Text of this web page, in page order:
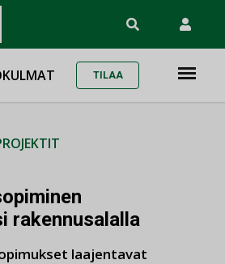
TILAA
rakennusalalla
laajentavat